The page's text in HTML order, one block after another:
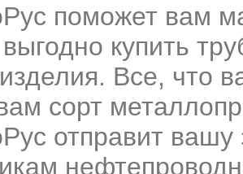
поможет вам
выгодно купить
Все, что
сорт
отправит